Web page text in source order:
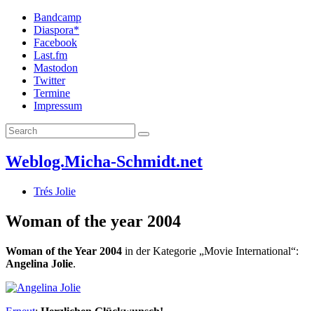
Bandcamp
Diaspora*
Facebook
Last.fm
Mastodon
Twitter
Termine
Impressum
Weblog.Micha-Schmidt.net
Trés Jolie
Woman of the year 2004
Woman of the Year 2004 in der Kategorie „Movie International“:
Angelina Jolie.